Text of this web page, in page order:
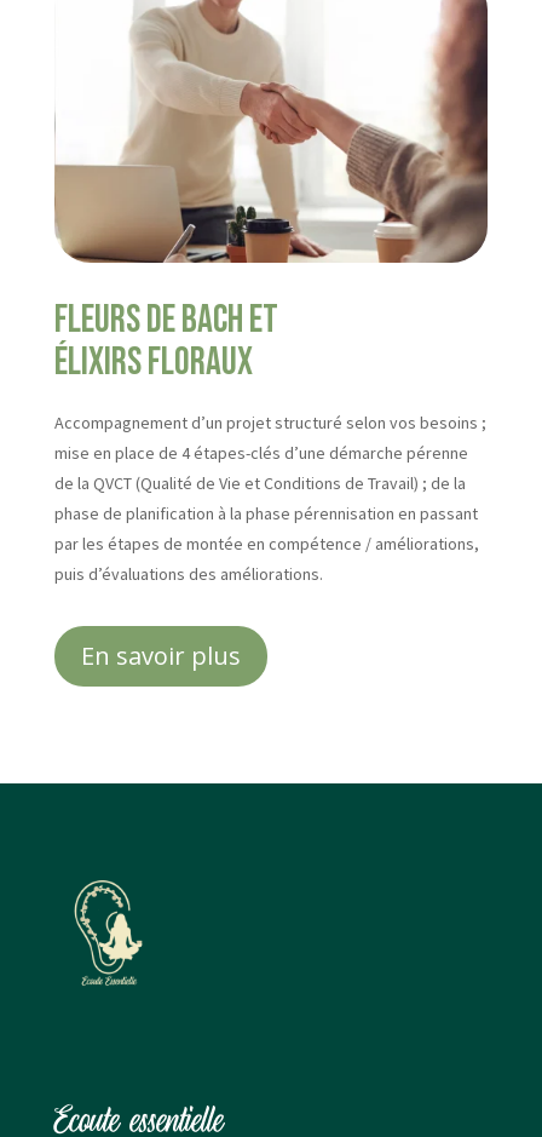
Fleurs de Bach et
élixirs floraux
Accompagnement d’un projet structuré selon vos besoins ;
mise en place de 4 étapes-clés d’une démarche pérenne
de la QVCT (Qualité de Vie et Conditions de Travail) ; de la
phase de planification à la phase pérennisation en passant
par les étapes de montée en compétence / améliorations,
puis d’évaluations des améliorations.
En savoir plus
Ecoute essentielle